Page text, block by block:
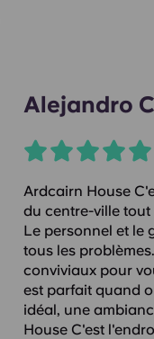
Alejandro
Ardcairn House
du centre-ville
Le personnel et le
tous les
conviviaux pour
est parfait quand
idéal, une
House C'est